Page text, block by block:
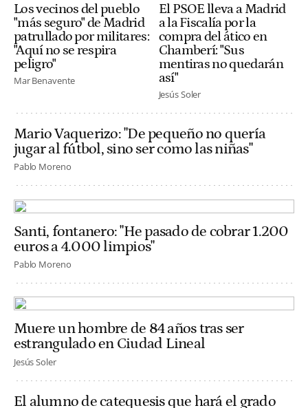
Los vecinos del pueblo
"más seguro" de Madrid
patrullado por militares:
"Aquí no se respira
peligro"
Mar Benavente
El PSOE lleva a Madrid
a la Fiscalía por la
compra del ático en
Chamberí: "Sus
mentiras no quedarán
así"
Jesús Soler
Mario Vaquerizo: "De pequeño no quería
jugar al fútbol, sino ser como las niñas"
Pablo Moreno
Santi, fontanero: "He pasado de cobrar 1.200
euros a 4.000 limpios"
Pablo Moreno
Muere un hombre de 84 años tras ser
estrangulado en Ciudad Lineal
Jesús Soler
El alumno de catequesis que hará el grado